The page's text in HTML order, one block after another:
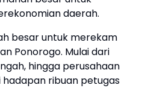
daerah.
besar untuk merekam
Ponorogo. Mulai dari
hingga perusahaan
hadapan ribuan petugas